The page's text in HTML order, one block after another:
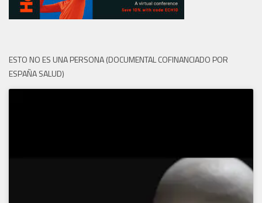
ESTO NO ES UNA PERSONA (DOCUMENTAL COFINANCIADO POR
ESPAÑA SALUD)